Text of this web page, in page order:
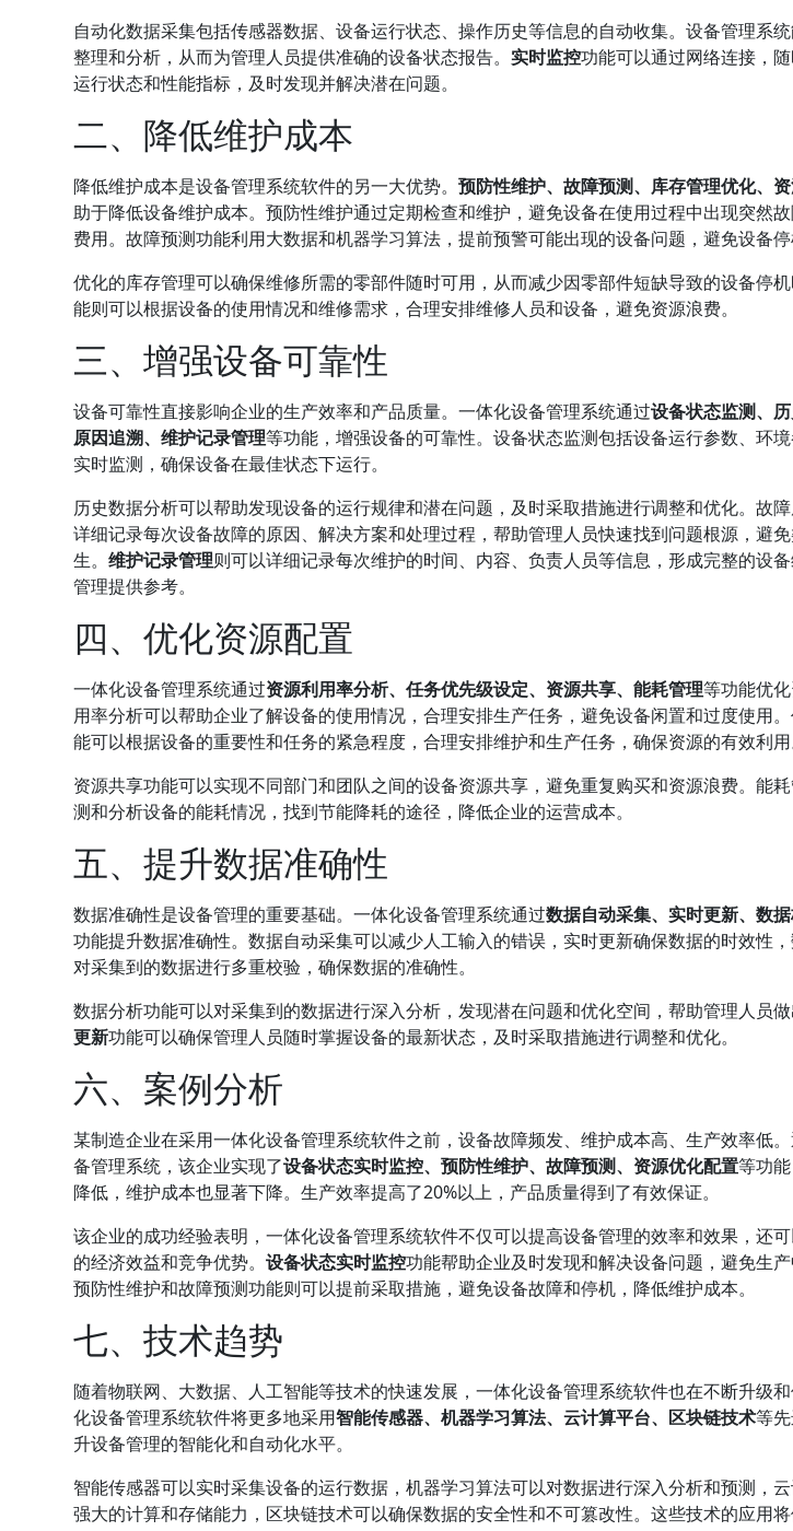
自动化数据采集包括传感器数据、设备运行状态、操作历史等信息的自动收集。设备管理系
整理和分析，从而为管理人员提供准确的设备状态报告。实时监控功能可以通过网络连接，
运行状态和性能指标，及时发现并解决潜在问题。
二、降低维护成本
降低维护成本是设备管理系统软件的另一大优势。预防性维护、故障预测、库存管理优化、
助于降低设备维护成本。预防性维护通过定期检查和维护，避免设备在使用过程中出现突然
费用。故障预测功能利用大数据和机器学习算法，提前预警可能出现的设备问题，避免设备停
优化的库存管理可以确保维修所需的零部件随时可用，从而减少因零部件短缺导致的设备停
能则可以根据设备的使用情况和维修需求，合理安排维修人员和设备，避免资源浪费。
三、增强设备可靠性
设备可靠性直接影响企业的生产效率和产品质量。一体化设备管理系统通过设备状态监测、
原因追溯、维护记录管理等功能，增强设备的可靠性。设备状态监测包括设备运行参数、环
实时监测，确保设备在最佳状态下运行。
历史数据分析可以帮助发现设备的运行规律和潜在问题，及时采取措施进行调整和优化。故
详细记录每次设备故障的原因、解决方案和处理过程，帮助管理人员快速找到问题根源，避
生。维护记录管理则可以详细记录每次维护的时间、内容、负责人员等信息，形成完整的设
管理提供参考。
四、优化资源配置
一体化设备管理系统通过资源利用率分析、任务优先级设定、资源共享、能耗管理等功能优
用率分析可以帮助企业了解设备的使用情况，合理安排生产任务，避免设备闲置和过度使用
能可以根据设备的重要性和任务的紧急程度，合理安排维护和生产任务，确保资源的有效利用
资源共享功能可以实现不同部门和团队之间的设备资源共享，避免重复购买和资源浪费。能
测和分析设备的能耗情况，找到节能降耗的途径，降低企业的运营成本。
五、提升数据准确性
数据准确性是设备管理的重要基础。一体化设备管理系统通过数据自动采集、实时更新、数
功能提升数据准确性。数据自动采集可以减少人工输入的错误，实时更新确保数据的时效性
对采集到的数据进行多重校验，确保数据的准确性。
数据分析功能可以对采集到的数据进行深入分析，发现潜在问题和优化空间，帮助管理人员
更新功能可以确保管理人员随时掌握设备的最新状态，及时采取措施进行调整和优化。
六、案例分析
某制造企业在采用一体化设备管理系统软件之前，设备故障频发、维护成本高、生产效率低
备管理系统，该企业实现了设备状态实时监控、预防性维护、故障预测、资源优化配置等功
降低，维护成本也显著下降。生产效率提高了20%以上，产品质量得到了有效保证。
该企业的成功经验表明，一体化设备管理系统软件不仅可以提高设备管理的效率和效果，还
的经济效益和竞争优势。设备状态实时监控功能帮助企业及时发现和解决设备问题，避免生产
预防性维护和故障预测功能则可以提前采取措施，避免设备故障和停机，降低维护成本。
七、技术趋势
随着物联网、大数据、人工智能等技术的快速发展，一体化设备管理系统软件也在不断升级
化设备管理系统软件将更多地采用智能传感器、机器学习算法、云计算平台、区块链技术等
升设备管理的智能化和自动化水平。
智能传感器可以实时采集设备的运行数据，机器学习算法可以对数据进行深入分析和预测，
强大的计算和存储能力，区块链技术可以确保数据的安全性和不可篡改性。这些技术的应用